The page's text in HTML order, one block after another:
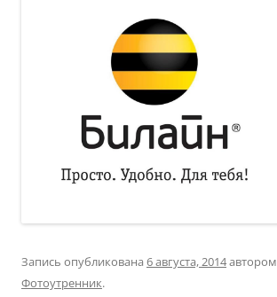
Запись опубликована 6 августа, 2014автором
Фотоутренник.